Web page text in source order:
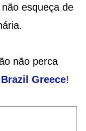
esqueça de
não perca
Brazil Greece!